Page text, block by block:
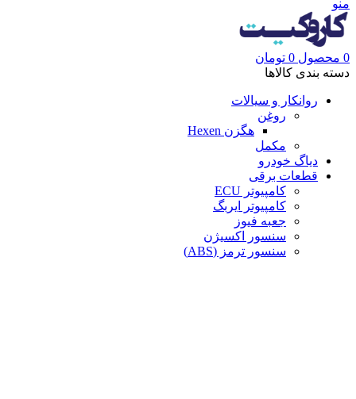
منو
0 محصول 0 تومان
دسته بندی کالاها
روانکار و سیالات
روغن
هگزن Hexen
مکمل
دیاگ خودرو
قطعات برقی
کامپیوتر ECU
کامپیوتر ایربگ
جعبه فیوز
سنسور اکسیژن
سنسور ترمز (ABS)